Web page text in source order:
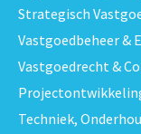
Strategisch
Vastgoedbeheer &
Vastgoedrecht &
Techniek,